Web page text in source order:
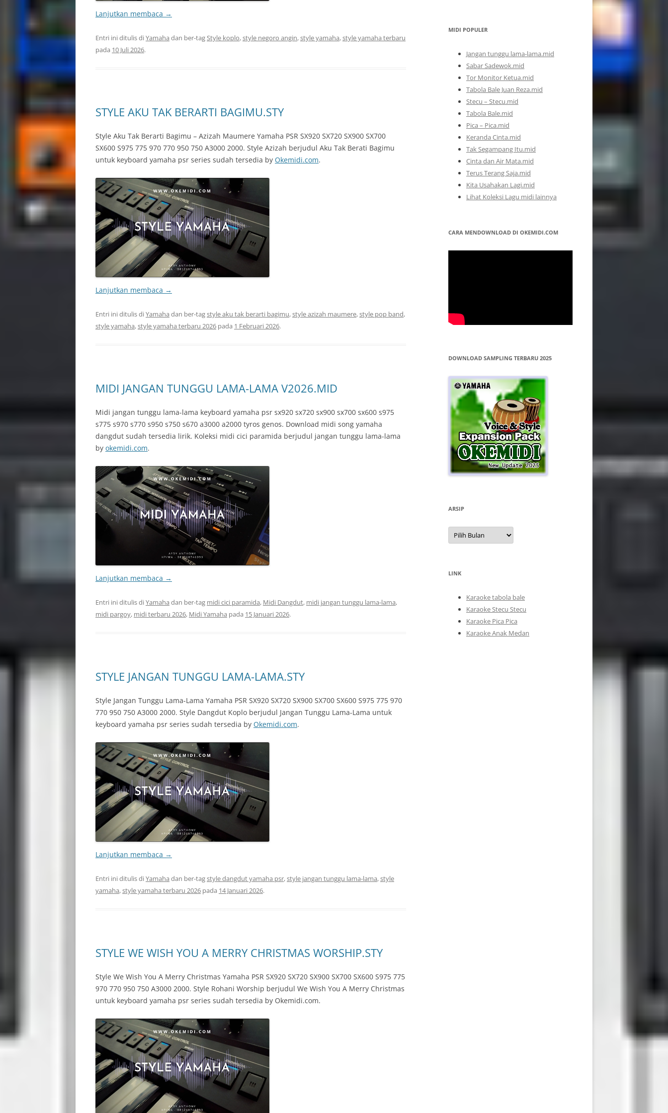
Lanjutkan membaca →
Entri ini ditulis diYamaha dan ber-tagStyle koplo,style negoro angin,style yamaha,style yamaha terbaru
pada 10 Juli 2026.
STYLE AKU TAK BERARTI BAGIMU.STY
Style Aku Tak Berarti Bagimu – Azizah Maumere Yamaha PSR SX920 SX720 SX900 SX700
SX600 S975 775 970 770 950 750 A3000 2000. Style Azizah berjudul Aku Tak Berati Bagimu
untuk keyboard yamaha psr series sudah tersedia by Okemidi.com.
Lanjutkan membaca →
Entri ini ditulis diYamaha dan ber-tagstyle aku tak berarti bagimu,style azizah maumere,style pop band,
style yamaha,style yamaha terbaru 2026 pada 1 Februari 2026.
MIDI JANGAN TUNGGU LAMA-LAMA V2026.MID
Midi jangan tunggu lama-lama keyboard yamaha psr sx920 sx720 sx900 sx700 sx600 s975
s775 s970 s770 s950 s750 s670 a3000 a2000 tyros genos. Download midi song yamaha
dangdut sudah tersedia lirik. Koleksi midi cici paramida berjudul jangan tunggu lama-lama
by okemidi.com.
Lanjutkan membaca →
Entri ini ditulis diYamaha dan ber-tag midi cici paramida, Midi Dangdut, midi jangan tunggu lama-lama,
midi pargoy, midi terbaru 2026, Midi Yamaha pada 15 Januari 2026.
STYLE JANGAN TUNGGU LAMA-LAMA.STY
Style Jangan Tunggu Lama-Lama Yamaha PSR SX920 SX720 SX900 SX700 SX600 S975 775 970
770 950 750 A3000 2000. Style Dangdut Koplo berjudul Jangan Tunggu Lama-Lama untuk
keyboard yamaha psr series sudah tersedia by Okemidi.com.
Lanjutkan membaca →
Entri ini ditulis diYamaha dan ber-tagstyle dangdut yamaha psr,style jangan tunggu lama-lama,style
yamaha,style yamaha terbaru 2026 pada 14 Januari 2026.
STYLE WE WISH YOU A MERRY CHRISTMAS WORSHIP.STY
Style We Wish You A Merry Christmas Yamaha PSR SX920 SX720 SX900 SX700 SX600 S975 775
970 770 950 750 A3000 2000. Style Rohani Worship berjudul We Wish You A Merry Christmas
untuk keyboard yamaha psr series sudah tersedia by Okemidi.com.
MIDI POPULER
Jangan tunggu lama-lama.mid
Sabar Sadewok.mid
Tor Monitor Ketua.mid
Tabola Bale Juan Reza.mid
Stecu – Stecu.mid
Tabola Bale.mid
Pica – Pica.mid
Keranda Cinta.mid
Tak Segampang Itu.mid
Cinta dan Air Mata.mid
Terus Terang Saja.mid
Kita Usahakan Lagi.mid
Lihat Koleksi Lagu midi lainnya
CARA MENDOWNLOAD DI OKEMIDI.COM
DOWNLOAD SAMPLING TERBARU 2025
ARSIP
Arsip
LINK
Karaoke tabola bale
Karaoke Stecu Stecu
Karaoke Pica Pica
Karaoke Anak Medan